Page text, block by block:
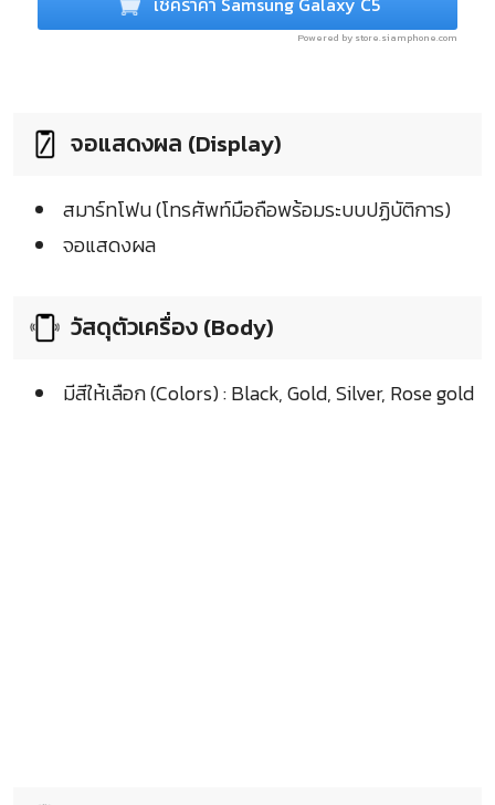
Powered by store.siamphone.com
จอแสดงผล (Display)
สมาร์ทโฟน (โทรศัพท์มือถือพร้อมระบบปฏิบัติการ)
จอแสดงผล
วัสดุตัวเครื่อง (Body)
มีสีให้เลือก (Colors) : Black, Gold, Silver, Rose gold